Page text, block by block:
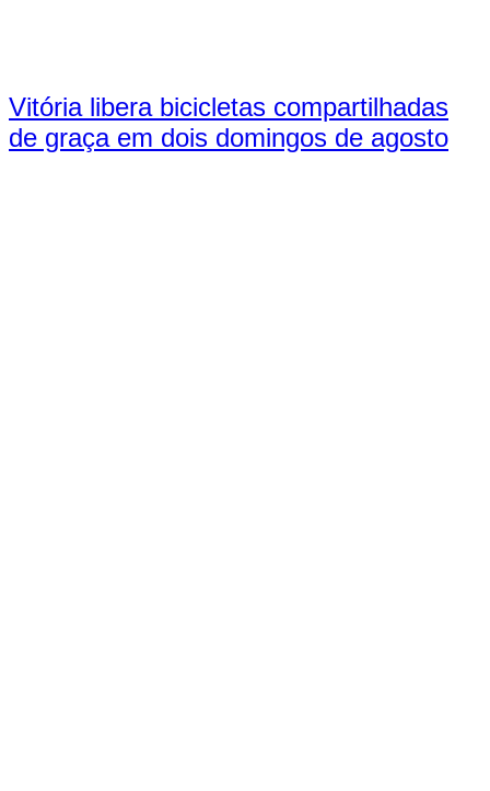
Vitória libera bicicletas compartilhadas
de graça em dois domingos de agosto